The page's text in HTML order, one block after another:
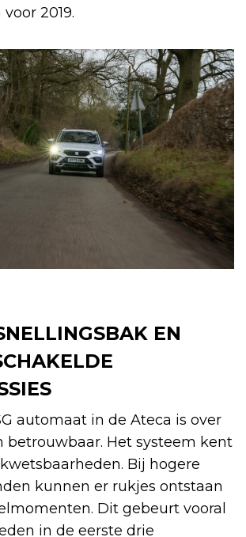
2019.
EN
automaat in de Ateca is over
betrouwbaar. Het systeem kent
Bij hogere
kunnen er rukjes ontstaan
Dit gebeurt vooral
in de eerste drie